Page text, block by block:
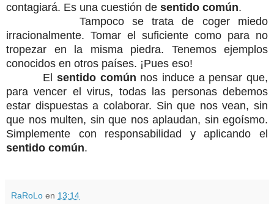
contagiará. Es una cuestión de sentido común.
Tampoco se trata de coger miedo
irracionalmente. Tomar el suficiente como para no
tropezar en la misma piedra. Tenemos ejemplos
conocidos en otros países. ¡Pues eso!
El sentido común nos induce a pensar que,
para vencer el virus, todas las personas debemos
estar dispuestas a colaborar. Sin que nos vean, sin
que nos multen, sin que nos aplaudan, sin egoísmo.
Simplemente con responsabilidad y aplicando el
sentido común.
RaRoLo en 13:14